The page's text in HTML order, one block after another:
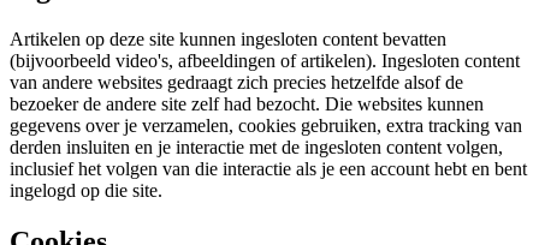
Artikelen op deze site kunnen ingesloten content bevatten
(bijvoorbeeld video's, afbeeldingen of artikelen). Ingesloten content
van andere websites gedraagt zich precies hetzelfde alsof de
bezoeker de andere site zelf had bezocht. Die websites kunnen
gegevens over je verzamelen, cookies gebruiken, extra tracking van
derden insluiten en je interactie met de ingesloten content volgen,
inclusief het volgen van die interactie als je een account hebt en bent
ingelogd op die site.